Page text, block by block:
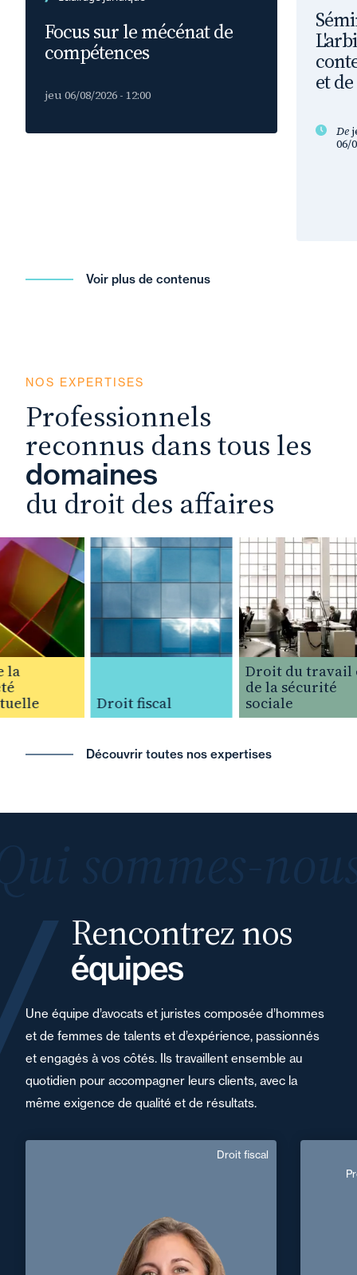
Focus sur le mécénat de
compétences
jeu 06/08/2026 - 12:00
et
De
06/
Voir plus de contenus
NOS EXPERTISES
Professionnels
reconnus dans tous les
domaines
du droit des affaires
Droit fiscal
Droit du travail
de la sécurité
sociale
Découvrir toutes nos expertises
Rencontrez nos
équipes
Une équipe d’avocats et juristes composée d’hommes
et de femmes de talents et d’expérience, passionnés
et engagés à vos côtés. Ils travaillent ensemble au
quotidien pour accompagner leurs clients, avec la
même exigence de qualité et de résultats.
Droit fiscal
Domaine d’expertises :
Droit fiscal